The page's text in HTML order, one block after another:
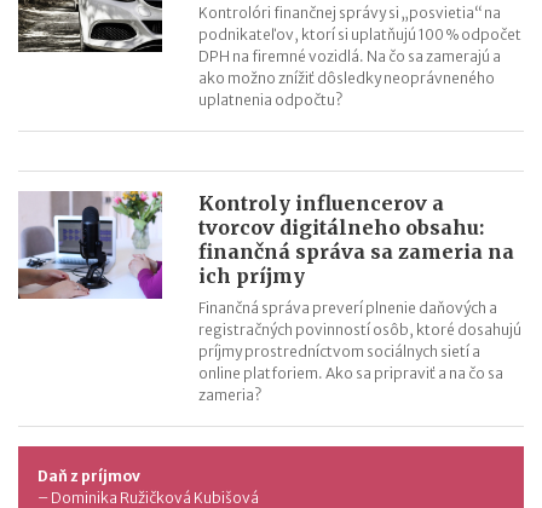
Kontrolóri finančnej správy si „posvietia“ na
podnikateľov, ktorí si uplatňujú 100 % odpočet
DPH na firemné vozidlá. Na čo sa zamerajú a
ako možno znížiť dôsledky neoprávneného
uplatnenia odpočtu?
Kontroly influencerov a
tvorcov digitálneho obsahu:
finančná správa sa zameria na
ich príjmy
Finančná správa preverí plnenie daňových a
registračných povinností osôb, ktoré dosahujú
príjmy prostredníctvom sociálnych sietí a
online platforiem. Ako sa pripraviť a na čo sa
zameria?
Daň z príjmov
– Dominika Ružičková Kubišová